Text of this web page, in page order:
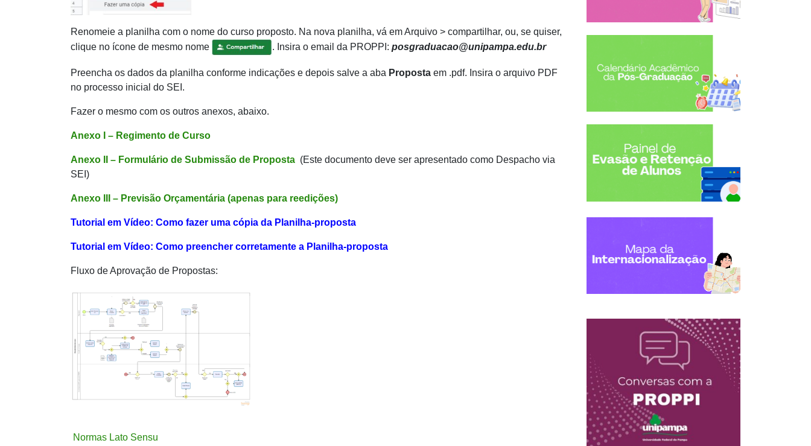
Renomeie a planilha com o nome do curso proposto. Na nova planilha, vá em Arquivo > compartilhar, ou, se quiser,
clique no ícone de mesmo nome
. Insira o email da PROPPI: posgraduacao@unipampa.edu.br
Preencha os dados da planilha conforme indicações e depois salve a aba Proposta em .pdf. Insira o arquivo PDF
no processo inicial do SEI.
Fazer o mesmo com os outros anexos, abaixo.
Anexo I – Regimento de Curso
Anexo II – Formulário de Submissão de Proposta (Este documento deve ser apresentado como Despacho via
SEI)
Anexo III – Previsão Orçamentária (apenas para reedições)
Tutorial em Vídeo: Como fazer uma cópia da Planilha-proposta
Tutorial em Vídeo: Como preencher corretamente a Planilha-proposta
Fluxo de Aprovação de Propostas:
Normas Lato Sensu